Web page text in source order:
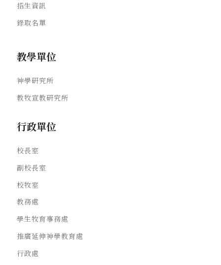
招生資訊
錄取名單
教學單位
神學研究所
教牧宣教研究所
行政單位
校長室
副校長室
校牧室
教務處
學生牧育事務處
推廣延伸神學教育處
行政處